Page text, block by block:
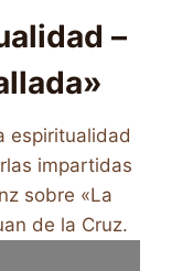
–
espiritualidad
impartidas
sobre «La
de la Cruz.